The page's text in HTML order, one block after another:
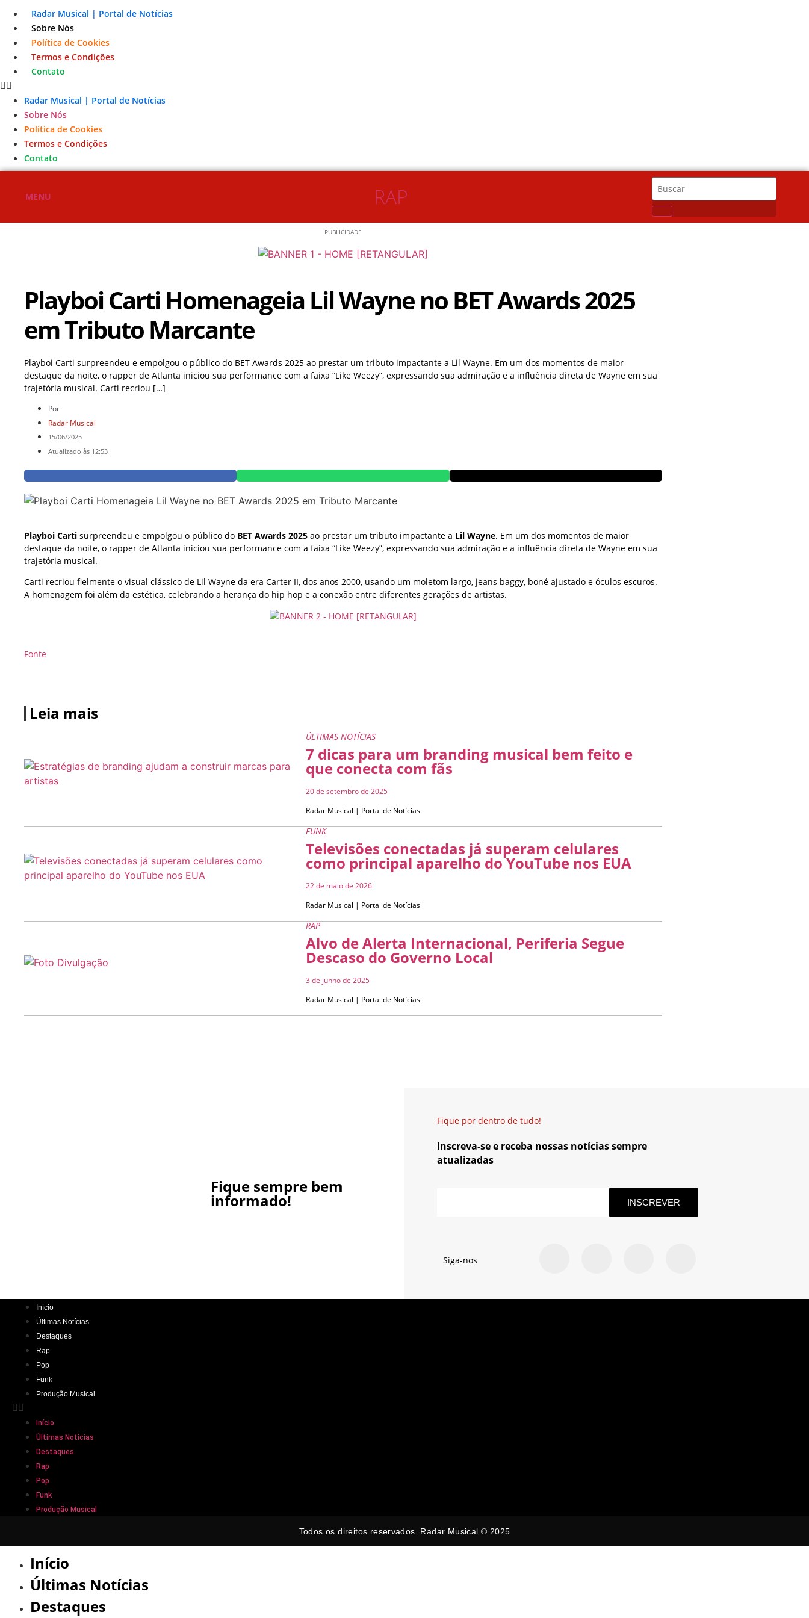
Radar Musical | Portal de Notícias
Sobre Nós
Política de Cookies
Termos e Condições
Contato
Radar Musical | Portal de Notícias
Sobre Nós
Política de Cookies
Termos e Condições
Contato
MENU RAP
PUBLICIDADE
Playboi Carti Homenageia Lil Wayne no BET Awards 2025
em Tributo Marcante
Playboi Carti surpreendeu e empolgou o público do BET Awards 2025 ao prestar um tributo impactante a Lil Wayne. Em um dos momentos de maior
destaque da noite, o rapper de Atlanta iniciou sua performance com a faixa “Like Weezy”, expressando sua admiração e a influência direta de Wayne em sua
trajetória musical. Carti recriou […]
Por
Radar Musical
15/06/2025
Atualizado às 12:53
Playboi Carti surpreendeu e empolgou o público do BET Awards 2025 ao prestar um tributo impactante a Lil Wayne. Em um dos momentos de maior
destaque da noite, o rapper de Atlanta iniciou sua performance com a faixa “Like Weezy”, expressando sua admiração e a influência direta de Wayne em sua
trajetória musical.
Carti recriou fielmente o visual clássico de Lil Wayne da era Carter II, dos anos 2000, usando um moletom largo, jeans baggy, boné ajustado e óculos escuros.
A homenagem foi além da estética, celebrando a herança do hip hop e a conexão entre diferentes gerações de artistas.
Fonte
Leia mais
ÚLTIMAS NOTÍCIAS
7 dicas para um branding musical bem feito e
que conecta com fãs
20 de setembro de 2025
Radar Musical | Portal de Notícias
FUNK
Televisões conectadas já superam celulares
como principal aparelho do YouTube nos EUA
22 de maio de 2026
Radar Musical | Portal de Notícias
RAP
Alvo de Alerta Internacional, Periferia Segue
Descaso do Governo Local
3 de junho de 2025
Radar Musical | Portal de Notícias
Fique sempre bem
informado!
Fique por dentro de tudo!
Inscreva-se e receba nossas notícias sempre
atualizadas
INSCREVER
Siga-nos
Início
Últimas Notícias
Destaques
Rap
Pop
Funk
Produção Musical
Início
Últimas Notícias
Destaques
Rap
Pop
Funk
Produção Musical
Todos os direitos reservados. Radar Musical © 2025
Início
Últimas Notícias
Destaques